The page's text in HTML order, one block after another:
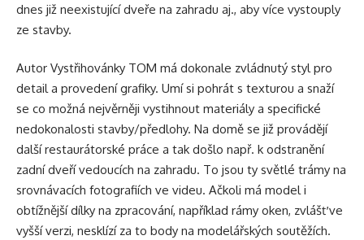
dnes již neexistující dveře na zahradu aj., aby více vystouply
ze stavby.
Autor Vystřihovánky TOM má dokonale zvládnutý styl pro
detail a provedení grafiky. Umí si pohrát s texturou a snaží
se co možná nejvěrněji vystihnout materiály a specifické
nedokonalosti stavby/předlohy. Na domě se již provádějí
další restaurátorské práce a tak došlo např. k odstranění
zadní dveří vedoucích na zahradu. To jsou ty světlé trámy na
srovnávacích fotografiích ve videu. Ačkoli má model i
obtížnější dílky na zpracování, například rámy oken, zvlášť ve
vyšší verzi, nesklízí za to body na modelářských soutěžích.